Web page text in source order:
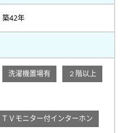
築42年
洗濯機置場有 ２階以上
ＴＶモニター付インターホン